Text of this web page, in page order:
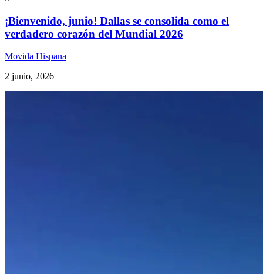
¡Bienvenido, junio! Dallas se consolida como el
verdadero corazón del Mundial 2026
Movida Hispana
2 junio, 2026